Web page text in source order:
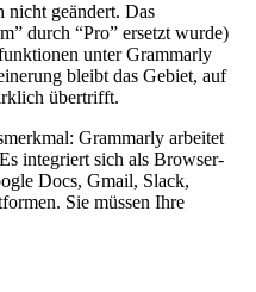
nicht geändert. Das
durch “Pro” ersetzt wurde)
unter Grammarly
bleibt das Gebiet, auf
übertrifft.
Grammarly arbeitet
integriert sich als Browser-
Docs, Gmail, Slack,
Sie müssen Ihre